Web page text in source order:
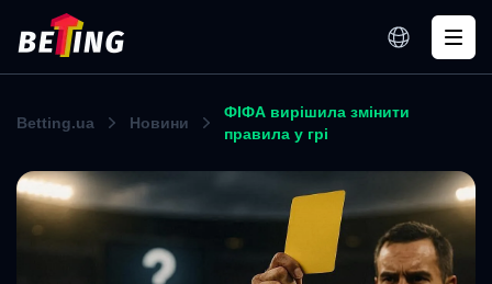
Betting.ua Новини
ФІФА вирішила змінити
правила у грі